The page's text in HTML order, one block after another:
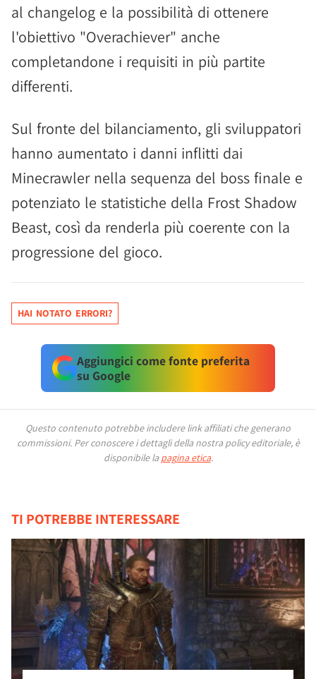
al changelog e la possibilità di ottenere
l'obiettivo "Overachiever" anche
completandone i requisiti in più partite
differenti.
Sul fronte del bilanciamento, gli sviluppatori
hanno aumentato i danni inflitti dai
Minecrawler nella sequenza del boss finale e
potenziato le statistiche della Frost Shadow
Beast, così da renderla più coerente con la
progressione del gioco.
HAI NOTATO ERRORI?
Aggiungici come fonte preferita
su Google
Questo contenuto potrebbe includere link affiliati che generano
commissioni. Per conoscere i dettagli della nostra policy editoriale, è
disponibile la pagina etica.
TI POTREBBE INTERESSARE